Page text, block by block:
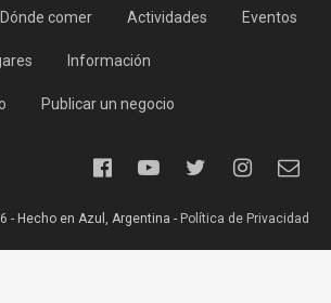
Dónde comer Actividades Eventos
Información
Publicar un negocio
- Hecho en Azul, Argentina - Política de Privacidad